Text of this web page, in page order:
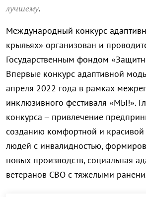
лучшему.
Международный конкурс
крыльях» организован и
Государственным фондом
Впервые конкурс адаптивной
апреля 2022 года в рамках
инклюзивного фестиваля «МЫ!».
конкурса – привлечение
созданию комфортной и
людей с инвалидностью,
новых производств, социальная
ветеранов СВО с тяжелыми